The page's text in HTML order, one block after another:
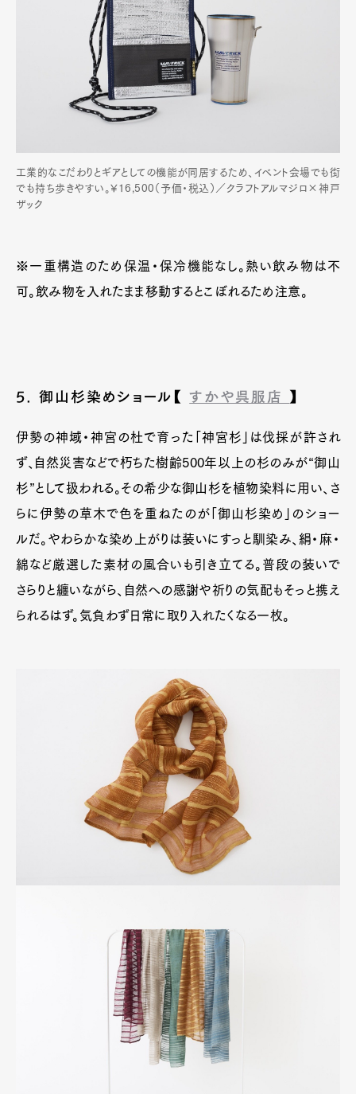
工業的なこだわりとギアとしての機能が同居するため、イベント会場でも街
でも持ち歩きやすい。¥16,500（予価・税込）／クラフトアルマジロ×神戸
ザック
※一重構造のため保温・保冷機能なし。熱い飲み物は不
可。飲み物を入れたまま移動するとこぼれるため注意。
5. 御山杉染めショール【 すかや呉服店 】
伊勢の神域・神宮の杜で育った「神宮杉」は伐採が許され
ず、自然災害などで朽ちた樹齢500年以上の杉のみが“御山
杉”として扱われる。その希少な御山杉を植物染料に用い、さ
らに伊勢の草木で色を重ねたのが「御山杉染め」のショー
ルだ。やわらかな染め上がりは装いにすっと馴染み、絹・麻・
綿など厳選した素材の風合いも引き立てる。普段の装いで
さらりと纏いながら、自然への感謝や祈りの気配もそっと携え
られるはず。気負わず日常に取り入れたくなる一枚。